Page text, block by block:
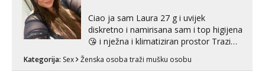
Ciao ja sam Laura 27 g i uvijek
diskretno i namirisana sam i top higijena
😘 i nježna i klimatiziran prostor Trazim
Pusenje i gutanje sperme Erotsko rublje
Kategorija: Sex Ženska osoba traži mušku osobu